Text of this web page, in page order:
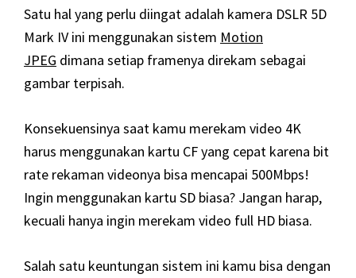
Satu hal yang perlu diingat adalah kamera DSLR 5D
Mark IV ini menggunakan sistem Motion
JPEG dimana setiap framenya direkam sebagai
gambar terpisah.
Konsekuensinya saat kamu merekam video 4K
harus menggunakan kartu CF yang cepat karena bit
rate rekaman videonya bisa mencapai 500Mbps!
Ingin menggunakan kartu SD biasa? Jangan harap,
kecuali hanya ingin merekam video full HD biasa.
Salah satu keuntungan sistem ini kamu bisa dengan